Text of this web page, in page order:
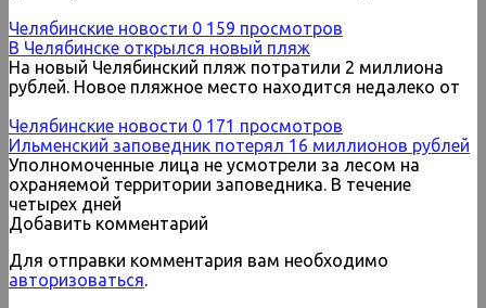
Челябинские новости 0 159 просмотров
В Челябинске открылся новый пляж
На новый Челябинский пляж потратили 2 миллиона
рублей. Новое пляжное место находится недалеко от
Челябинские новости 0 171 просмотров
Ильменский заповедник потерял 16 миллионов рублей
Уполномоченные лица не усмотрели за лесом на
охраняемой территории заповедника. В течение
четырех дней
Добавить комментарий
Для отправки комментария вам необходимо
авторизоваться.